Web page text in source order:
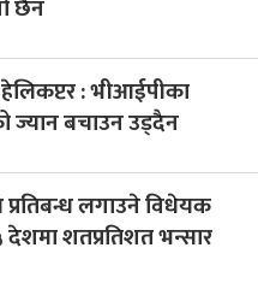
छैन
: भीआईपीका
ज्यान बचाउन उड्दैन
लगाउने विधेयक
देशमा शतप्रतिशत भन्सार